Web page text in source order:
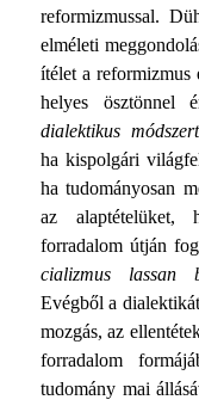
reformizmussal.
elméleti
ítélet a reformizmus
helyes ösztönnel
dialektikus
ha kispolgári
ha tudományosan
az alaptételüket,
forradalom útján
cializmus lassan
Evégből a
mozgás, az
forrada­lom
tudomány mai